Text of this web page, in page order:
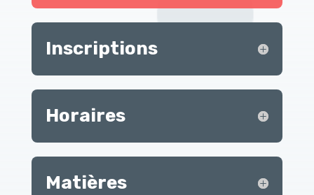
Inscriptions
Horaires
Matières